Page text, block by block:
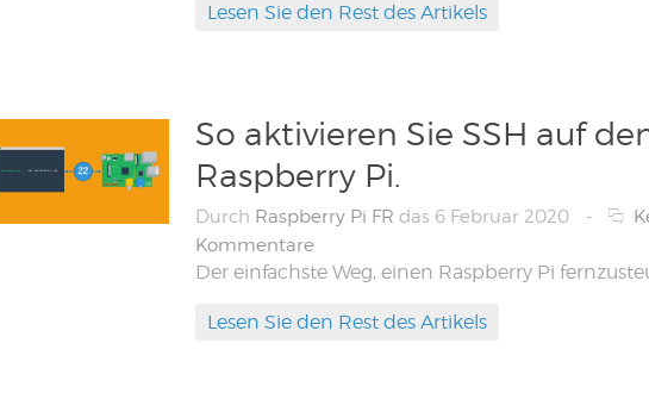
Lesen Sie den Rest des Artikels
So aktivieren Sie SSH auf
Raspberry Pi.
Durch Raspberry Pi FR das 6 Februar 2020 -
Kommentare
Lesen Sie den Rest des Artikels